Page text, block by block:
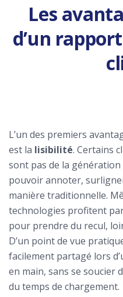
Les
d’un
L’un des premiers
est la lisibilité. Certains
sont pas de la
pouvoir annoter,
manière traditionnelle.
technologies profitent
pour prendre du recul,
D’un point de vue
facilement partagé lors
en main, sans se soucier
du temps de chargement.